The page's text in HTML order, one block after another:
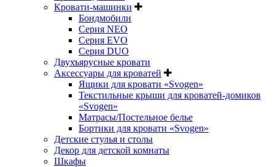
Кровати-машинки
Бондмобили
Серия NEO
Серия EVO
Серия DUO
Двухъярусные кровати
Аксессуары для кроватей
Ящики для кровати «Svogen»
Текстильные крыши для кроватей-домиков
«Svogen»
Матрасы/Постельное белье
Бортики для кровати «Svogen»
Детские стулья и столы
Декор для детской комнаты
Шкафы